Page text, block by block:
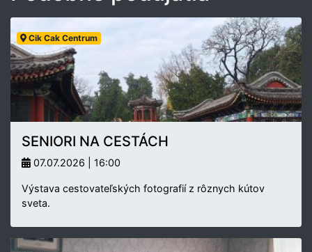
Cik Cak Centrum
SENIORI NA CESTÁCH
07.07.2026 | 16:00
Výstava cestovateľských fotografií z rôznych kútov
sveta.